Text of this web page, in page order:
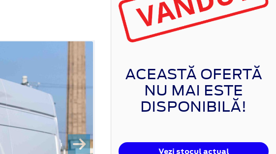
ACEASTĂ OFERTĂ
NU MAI ESTE
DISPONIBILĂ!
Vezi stocul actual